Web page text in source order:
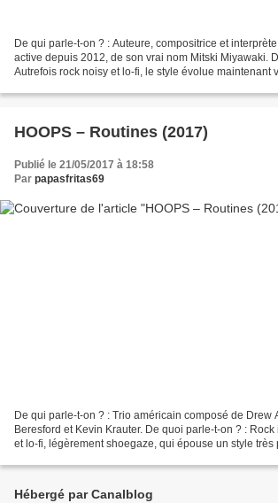
De qui parle-t-on ? : Auteure, compositrice et
active depuis 2012, de son vrai nom Mitski Miyawaki.
Autrefois rock noisy et lo-fi, le style évolue maintenant
HOOPS – Routines (2017)
Publié le 21/05/2017 à 18:58
Par papasfritas69
De qui parle-t-on ? : Trio américain composé de Drew
Beresford et Kevin Krauter. De quoi parle-t-on ? :
et lo-fi, légèrement shoegaze, qui épouse un style très
Hébergé par Canalblog